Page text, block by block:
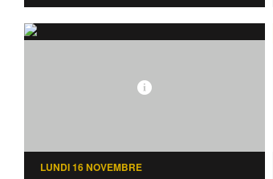
LUNDI 16 NOVEMBRE